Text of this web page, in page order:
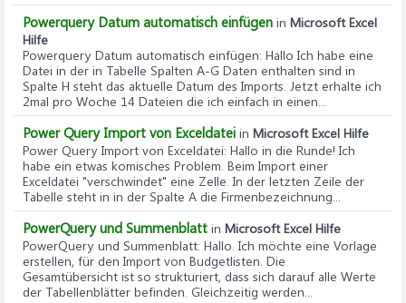
Powerquery Datum automatisch einfügen in Microsoft Excel
Hilfe
Powerquery Datum automatisch einfügen: Hallo Ich habe eine
Datei in der in Tabelle Spalten A-G Daten enthalten sind in
Spalte H steht das aktuelle Datum des Imports. Jetzt erhalte ich
2mal pro Woche 14 Dateien die ich einfach in einen...
Power Query Import von Exceldatei in Microsoft Excel Hilfe
Power Query Import von Exceldatei: Hallo in die Runde! Ich
habe ein etwas komisches Problem. Beim Import einer
Exceldatei "verschwindet" eine Zelle. In der letzten Zeile der
Tabelle steht in in der Spalte A die Firmenbezeichnung...
PowerQuery und Summenblatt in Microsoft Excel Hilfe
PowerQuery und Summenblatt: Hallo. Ich möchte eine Vorlage
erstellen, für den Import von Budgetlisten. Die
Gesamtübersicht ist so strukturiert, dass sich darauf alle Werte
der Tabellenblätter befinden. Gleichzeitig werden...